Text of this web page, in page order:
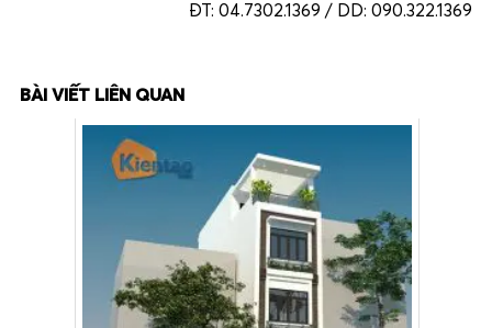
ĐT: 04.7302.1369 / DD: 090.322.1369
BÀI VIẾT LIÊN QUAN